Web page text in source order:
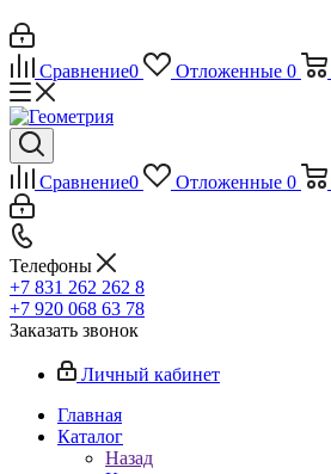
Сравнение0 Отложенные 0
Сравнение0 Отложенные 0
Телефоны
+7 831 262 262 8
+7 920 068 63 78
Заказать звонок
Личный кабинет
Главная
Каталог
Назад